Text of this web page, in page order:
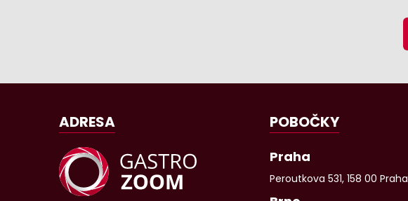
ADRESA POBOČKY
Praha
Peroutkova 531, 158 00 Praha